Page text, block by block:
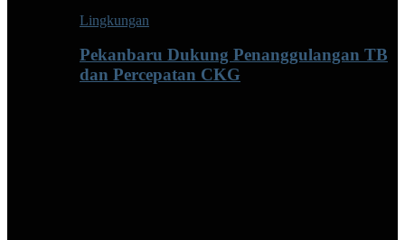
Lingkungan
Pekanbaru Dukung Penanggulangan TB
dan Percepatan CKG